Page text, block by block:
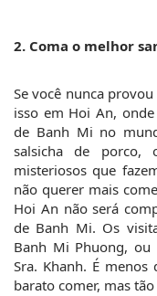
2. Coma o melhor
Se você nunca
isso em Hoi An,
de Banh Mi no
salsicha de porco,
misteriosos que
não querer mais
Hoi An não será
de Banh Mi. Os
Banh Mi Phuong,
Sra. Khanh. É
barato comer, mas